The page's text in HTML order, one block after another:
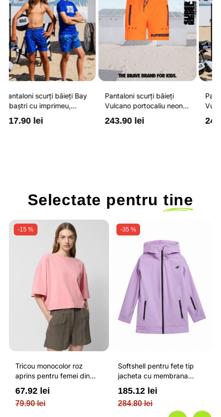
Pantaloni scurți băieți
Vulcano portocaliu neon
cu buzunare cu fermoar,
impermeabili și talie
243.90 lei
Pantaloni scurți băieți
Vulcano albaștri cu
buzunare cu fermoar,
impermeabili și talie
243.90 lei
Selectate pentru tine
-15 %
Tricou monocolor roz
aprins pentru femei din
bumbac si cu croiala boxy
OUTHORN
79.90 lei
67.92 lei
-35 %
Softshell pentru fete tip
jacheta cu membrana
impermeabila NEODRY 5
000 si permis de schi roz /
4F JUNIOR
284.80 lei
185.12 lei